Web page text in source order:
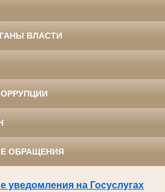
ВЛАСТИ
ОБРАЩЕНИЯ
уведомления на Госуслугах